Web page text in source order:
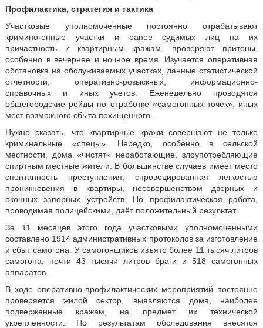
Профилактика, стратегия и тактика
Участковые уполномоченные постоянно отрабатывают
криминогенные участки и ранее судимых лиц на их
причастность к квартирным кражам, проверяют притоны,
особенно в вечернее и ночное время. Изучается оперативная
обстановка на обслуживаемых участках, данные статистической
отчетности, оперативно-розыскных, информационно-
справочных и иных учетов. Еженедельно проводятся
общегородские рейды по отработке «самогонных точек», иных
мест возможного сбыта похищенного.
Нужно сказать, что квартирные кражи совершают не только
криминальные «спецы». Нередко, особенно в сельской
местности, дома «чистят» неработающие, злоупотребляющие
спиртным местные жители. В большинстве случаев имеет место
спонтанность преступления, спровоцированная легкостью
проникновения в квартиры, несовершенством дверных и
оконных запорных устройств. Но профилактическая работа,
проводимая полицейскими, даёт положительный результат.
За 11 месяцев этого года участковыми уполномоченными
составлено 1914 административных протоколов за изготовление
и сбыт самогона. У самогонщиков изъято более 11 тысяч литров
самогона, почти 43 тысячи литров браги и 518 самогонных
аппаратов.
В ходе оперативно-профилактических мероприятий постоянно
проверяется жилой сектор, выявляются дома, наиболее
подверженные кражам, на предмет их технической
укрепленности. По результатам обследования внесятся